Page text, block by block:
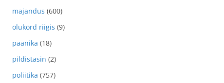
majandus (600)
olukord riigis (9)
paanika (18)
pildistasin (2)
poliitika (757)